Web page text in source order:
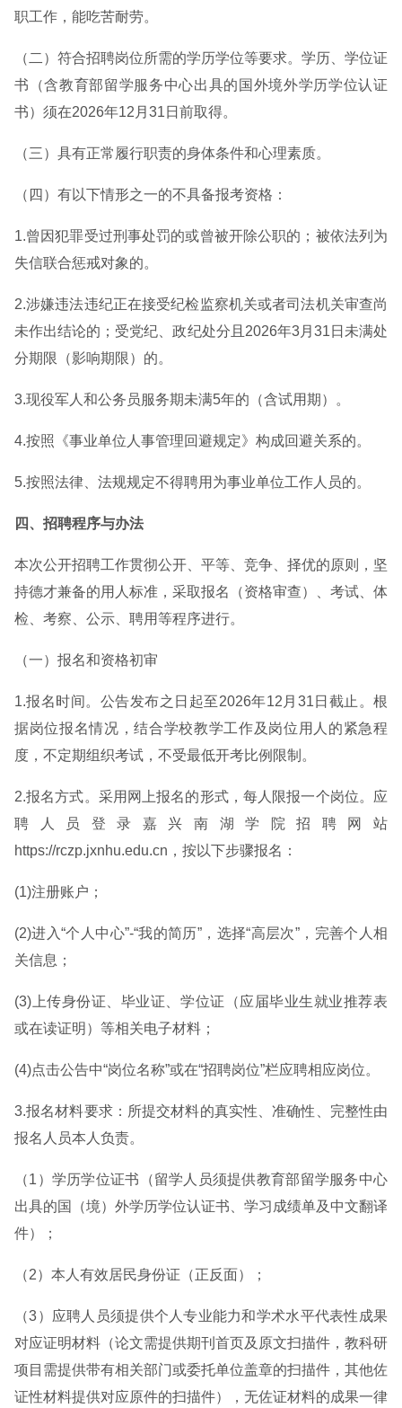
职工作，能吃苦耐劳。
（二）符合招聘岗位所需的学历学位等要求。学历、学位证
书（含教育部留学服务中心出具的国外境外学历学位认证
书）须在2026年12月31日前取得。
（三）具有正常履行职责的身体条件和心理素质。
（四）有以下情形之一的不具备报考资格：
1.曾因犯罪受过刑事处罚的或曾被开除公职的；被依法列为
失信联合惩戒对象的。
2.涉嫌违法违纪正在接受纪检监察机关或者司法机关审查尚
未作出结论的；受党纪、政纪处分且2026年3月31日未满处
分期限（影响期限）的。
3.现役军人和公务员服务期未满5年的（含试用期）。
4.按照《事业单位人事管理回避规定》构成回避关系的。
5.按照法律、法规规定不得聘用为事业单位工作人员的。
四、招聘程序与办法
本次公开招聘工作贯彻公开、平等、竞争、择优的原则，坚
持德才兼备的用人标准，采取报名（资格审查）、考试、体
检、考察、公示、聘用等程序进行。
（一）报名和资格初审
1.报名时间。公告发布之日起至2026年12月31日截止。根
据岗位报名情况，结合学校教学工作及岗位用人的紧急程
度，不定期组织考试，不受最低开考比例限制。
2.报名方式。采用网上报名的形式，每人限报一个岗位。应
聘人员登录嘉兴南湖学院招聘网站
https://rczp.jxnhu.edu.cn，按以下步骤报名：
(1)注册账户；
(2)进入“个人中心”-“我的简历”，选择“高层次”，完善个人相
关信息；
(3)上传身份证、毕业证、学位证（应届毕业生就业推荐表
或在读证明）等相关电子材料；
(4)点击公告中“岗位名称”或在“招聘岗位”栏应聘相应岗位。
3.报名材料要求：所提交材料的真实性、准确性、完整性由
报名人员本人负责。
（1）学历学位证书（留学人员须提供教育部留学服务中心
出具的国（境）外学历学位认证书、学习成绩单及中文翻译
件）；
（2）本人有效居民身份证（正反面）；
（3）应聘人员须提供个人专业能力和学术水平代表性成果
对应证明材料（论文需提供期刊首页及原文扫描件，教科研
项目需提供带有相关部门或委托单位盖章的扫描件，其他佐
证性材料提供对应原件的扫描件），无佐证材料的成果一律